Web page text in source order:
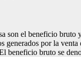
son el beneficio
generados por la
beneficio bruto se